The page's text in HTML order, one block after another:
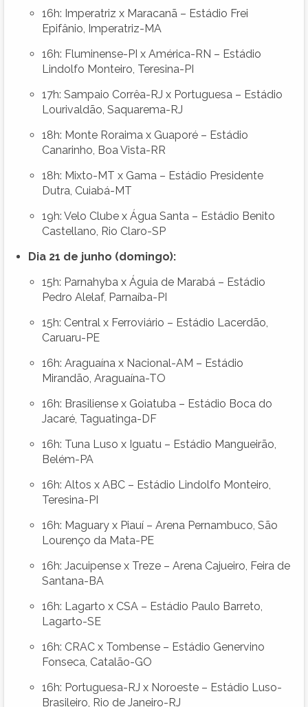
16h: Imperatriz x Maracanã – Estádio Frei
Epifânio, Imperatriz-MA
16h: Fluminense-PI x América-RN – Estádio
Lindolfo Monteiro, Teresina-PI
17h: Sampaio Corrêa-RJ x Portuguesa – Estádio
Lourivaldão, Saquarema-RJ
18h: Monte Roraima x Guaporé – Estádio
Canarinho, Boa Vista-RR
18h: Mixto-MT x Gama – Estádio Presidente
Dutra, Cuiabá-MT
19h: Velo Clube x Água Santa – Estádio Benito
Castellano, Rio Claro-SP
Dia 21 de junho (domingo):
15h: Parnahyba x Águia de Marabá – Estádio
Pedro Alelaf, Parnaíba-PI
15h: Central x Ferroviário – Estádio Lacerdão,
Caruaru-PE
16h: Araguaína x Nacional-AM – Estádio
Mirandão, Araguaína-TO
16h: Brasiliense x Goiatuba – Estádio Boca do
Jacaré, Taguatinga-DF
16h: Tuna Luso x Iguatu – Estádio Mangueirão,
Belém-PA
16h: Altos x ABC – Estádio Lindolfo Monteiro,
Teresina-PI
16h: Maguary x Piauí – Arena Pernambuco, São
Lourenço da Mata-PE
16h: Jacuipense x Treze – Arena Cajueiro, Feira de
Santana-BA
16h: Lagarto x CSA – Estádio Paulo Barreto,
Lagarto-SE
16h: CRAC x Tombense – Estádio Genervino
Fonseca, Catalão-GO
16h: Portuguesa-RJ x Noroeste – Estádio Luso-
Brasileiro, Rio de Janeiro-RJ